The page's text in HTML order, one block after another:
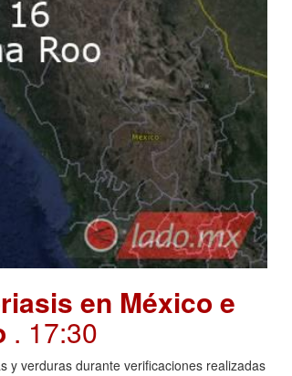
en México e
. 17:30
y verduras durante verificaciones realizadas